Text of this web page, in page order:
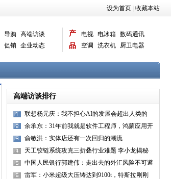
设为首页 收藏本站
导购
高端访谈
促销 企业动态
产
品
电视 电冰箱 数码通讯
空调
洗衣机
厨卫电器
高端访谈排行
联想杨元庆：我不担心AI的发展会超出人类的
控制
余承东：31年前我就是软件工程师，鸿蒙应用开
发“效率很高”
俞敏洪：实体店还有一次回归的潮流
天工铰链系统攻克三折叠行业难题 李小龙揭秘
华为Mate XT非
中国人民银行郭建伟：走出去的外汇风险不可避
免 但是有办法
雷军：小米超级大压铸达到9100t，特斯拉刚刚